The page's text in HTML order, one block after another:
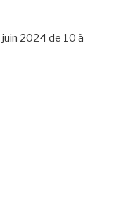
2024 de 10 à